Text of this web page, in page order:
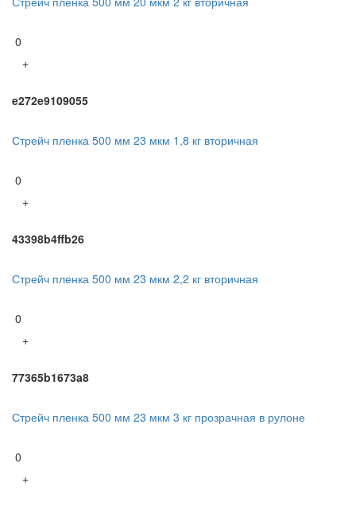
0
+
e272e9109055
Стрейч пленка 500 мм 23 мкм 1,8 кг вторичная
0
+
43398b4ffb26
Стрейч пленка 500 мм 23 мкм 2,2 кг вторичная
0
+
77365b1673a8
Стрейч пленка 500 мм 23 мкм 3 кг прозрачная в рулоне
0
+